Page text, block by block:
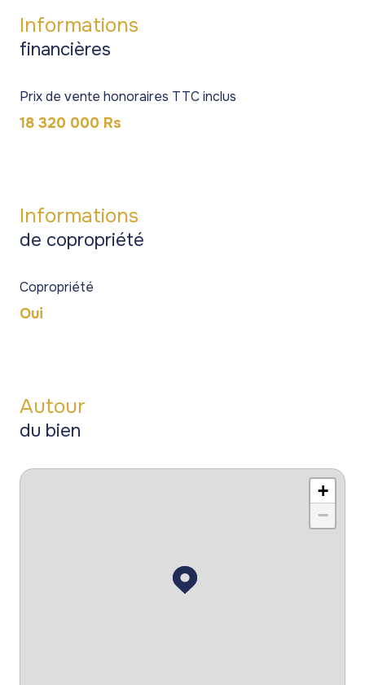
Informations
financières
Prix de vente honoraires TTC inclus
18 320 000 Rs
Informations
de copropriété
Copropriété
Oui
Autour
du bien
+
−